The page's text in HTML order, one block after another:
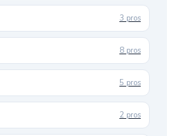
3 pros
8 pros
5 pros
2 pros